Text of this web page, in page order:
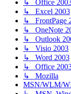
↳ Office
↳ Excel 2003
↳ FrontPage
↳ OneNote
↳ Outlook
↳ Visio 2003
↳ Word 2003
↳ Office
↳ Mozilla
MSN/WLM/